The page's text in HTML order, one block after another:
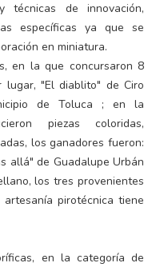
técnicas de innovación,
específicas ya que se
en miniatura.
en la que concursaron 8
lugar, "El diablito" de Ciro
de Toluca ; en la
piezas coloridas,
los ganadores fueron:
allá" de Guadalupe Urbán
los tres provenientes
pirotécnica tiene
en la categoría de